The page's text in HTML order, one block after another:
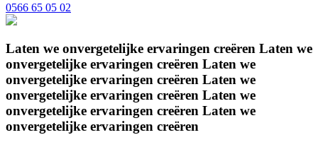
0566 65 05 02
Laten we onvergetelijke ervaringen creëren Laten we
onvergetelijke ervaringen creëren Laten we
onvergetelijke ervaringen creëren Laten we
onvergetelijke ervaringen creëren Laten we
onvergetelijke ervaringen creëren Laten we
onvergetelijke ervaringen creëren